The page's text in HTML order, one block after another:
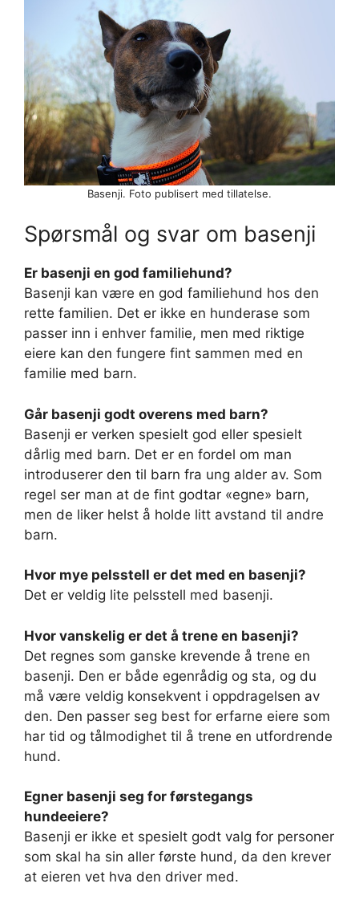
Basenji. Foto publisert med tillatelse.
Spørsmål og svar om basenji
Er basenji en god familiehund?
Basenji kan være en god familiehund hos den
rette familien. Det er ikke en hunderase som
passer inn i enhver familie, men med riktige
eiere kan den fungere fint sammen med en
familie med barn.
Går basenji godt overens med barn?
Basenji er verken spesielt god eller spesielt
dårlig med barn. Det er en fordel om man
introduserer den til barn fra ung alder av. Som
regel ser man at de fint godtar «egne» barn,
men de liker helst å holde litt avstand til andre
barn.
Hvor mye pelsstell er det med en basenji?
Det er veldig lite pelsstell med basenji.
Hvor vanskelig er det å trene en basenji?
Det regnes som ganske krevende å trene en
basenji. Den er både egenrådig og sta, og du
må være veldig konsekvent i oppdragelsen av
den. Den passer seg best for erfarne eiere som
har tid og tålmodighet til å trene en utfordrende
hund.
Egner basenji seg for førstegangs
hundeeiere?
Basenji er ikke et spesielt godt valg for personer
som skal ha sin aller første hund, da den krever
at eieren vet hva den driver med.